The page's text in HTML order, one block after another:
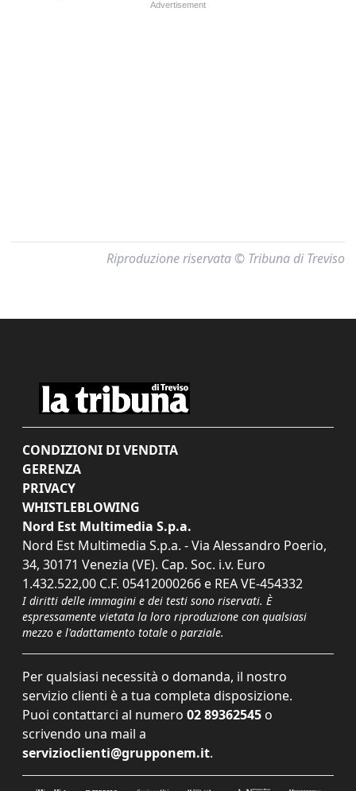
Riproduzione riservata © Tribuna di Treviso
CONDIZIONI DI VENDITA
GERENZA
PRIVACY
WHISTLEBLOWING
Nord Est Multimedia S.p.a.
Nord Est Multimedia S.p.a. - Via Alessandro Poerio,
34, 30171 Venezia (VE). Cap. Soc. i.v. Euro
1.432.522,00 C.F. 05412000266 e REA VE-454332
I diritti delle immagini e dei testi sono riservati. È
espressamente vietata la loro riproduzione con qualsiasi
mezzo e l'adattamento totale o parziale.
Per qualsiasi necessità o domanda, il nostro
servizio clienti è a tua completa disposizione.
Puoi contattarci al numero 02 89362545 o
scrivendo una mail a
servizioclienti@grupponem.it.